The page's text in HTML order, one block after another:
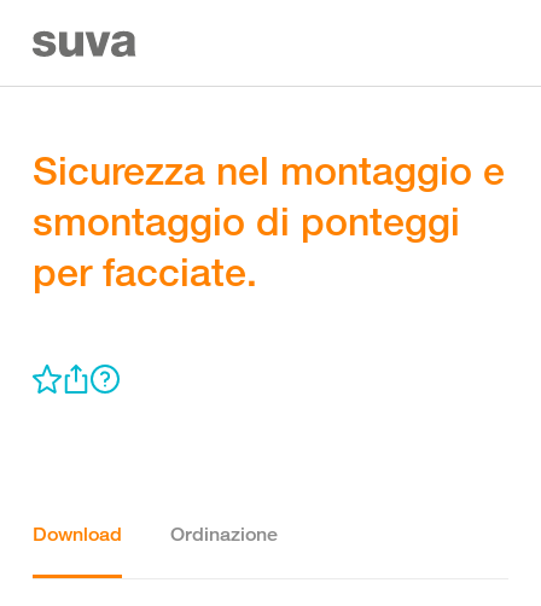
Sicurezza nel montaggio e
smontaggio di ponteggi
per facciate.
Download Ordinazione